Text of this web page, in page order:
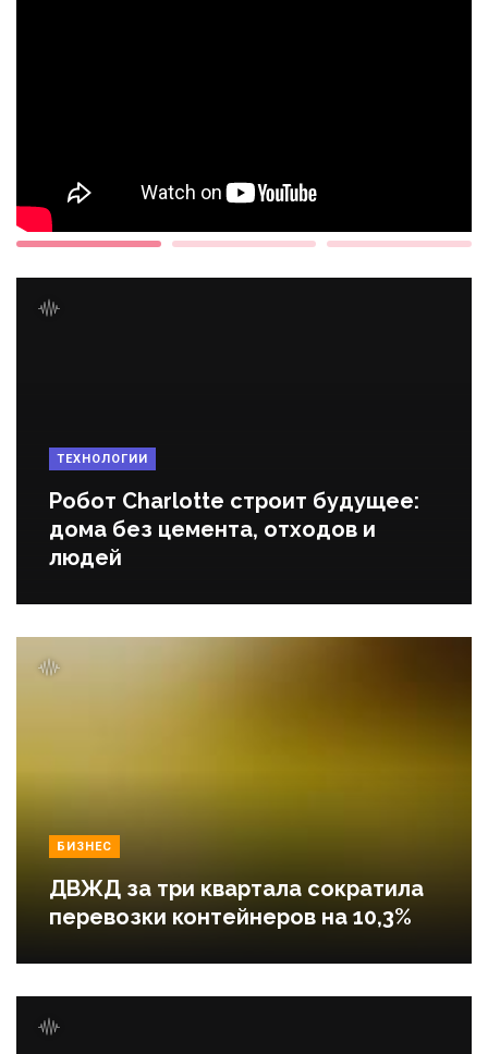
ТЕХНОЛОГИИ
Робот Charlotte строит будущее:
дома без цемента, отходов и
людей
БИЗНЕС
ДВЖД за три квартала сократила
перевозки контейнеров на 10,3%